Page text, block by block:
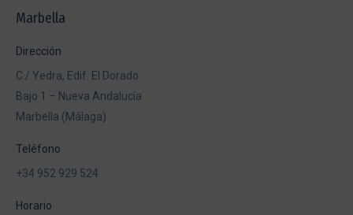
Marbella
Dirección
C./ Yedra, Edif. El Dorado
Bajo 1 – Nueva Andalucía
Marbella (Málaga)
Teléfono
+34 952 929 524
Horario